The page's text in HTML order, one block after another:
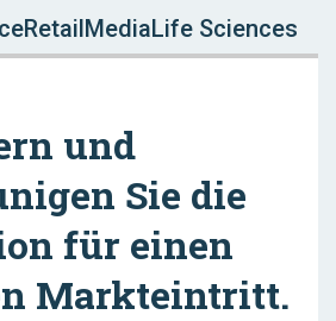
RetailMediaLife Sciences
und
Sie die
für einen
Markteintritt.